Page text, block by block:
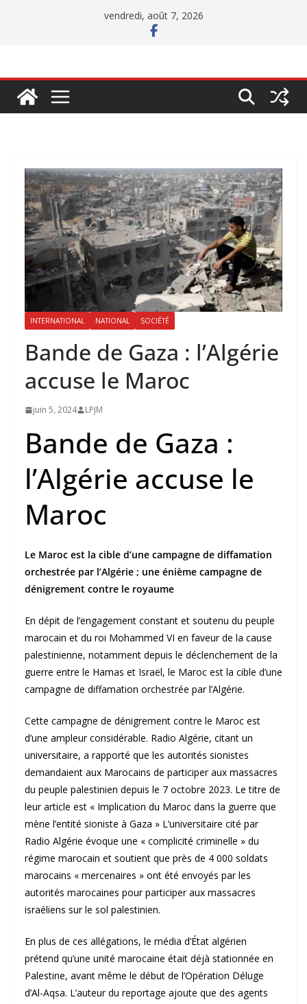
vendredi, août 7, 2026
INTERNATIONAL NATIONAL SOCIÉTÉ
Bande de Gaza : l’Algérie
accuse le Maroc
juin 5, 2024 LPJM
Bande de Gaza :
l’Algérie accuse le
Maroc
Le Maroc est la cible d’une campagne de diffamation
orchestrée par l’Algérie ; une énième campagne de
dénigrement contre le royaume
En dépit de l’engagement constant et soutenu du peuple
marocain et du roi Mohammed VI en faveur de la cause
palestinienne, notamment depuis le déclenchement de la
guerre entre le Hamas et Israël, le Maroc est la cible d’une
campagne de diffamation orchestrée par l’Algérie.
Cette campagne de dénigrement contre le Maroc est
d’une ampleur considérable. Radio Algérie, citant un
universitaire, a rapporté que les autorités sionistes
demandaient aux Marocains de participer aux massacres
du peuple palestinien depuis le 7 octobre 2023. Le titre de
leur article est « Implication du Maroc dans la guerre que
mène l’entité sioniste à Gaza » L’universitaire cité par
Radio Algérie évoque une « complicité criminelle » du
régime marocain et soutient que près de 4 000 soldats
marocains « mercenaires » ont été envoyés par les
autorités marocaines pour participer aux massacres
israéliens sur le sol palestinien.
En plus de ces allégations, le média d’État algérien
prétend qu’une unité marocaine était déjà stationnée en
Palestine, avant même le début de l’Opération Déluge
d’Al-Aqsa. L’auteur du reportage ajoute que des agents